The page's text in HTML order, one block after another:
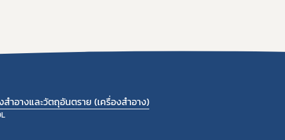
ำอางและวัตถุอันตราย (เครื่องสำอาง)